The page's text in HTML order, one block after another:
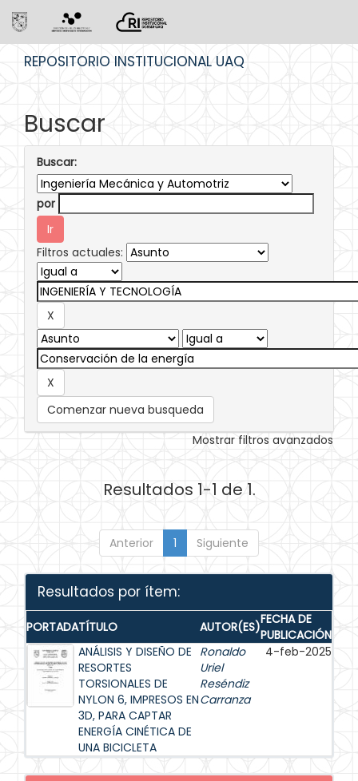
REPOSITORIO INSTITUCIONAL UAQ
Buscar
Buscar:
por
Filtros actuales:
Comenzar nueva busqueda
Mostrar filtros avanzados
Resultados 1-1 de 1.
Anterior 1 Siguiente
Resultados por ítem:
PORTADATÍTULO AUTOR(ES)FECHA DE
PUBLICACIÓN
ANÁLISIS Y DISEÑO DE
RESORTES
TORSIONALES DE
NYLON 6, IMPRESOS EN
3D, PARA CAPTAR
ENERGÍA CINÉTICA DE
UNA BICICLETA
Ronaldo
Uriel
Reséndiz
Carranza
4-feb-2025